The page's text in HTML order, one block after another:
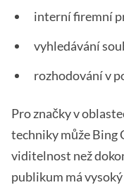
interní firemní
vyhledávání
rozhodování v
Pro značky v
techniky může
viditelnost než
publikum má